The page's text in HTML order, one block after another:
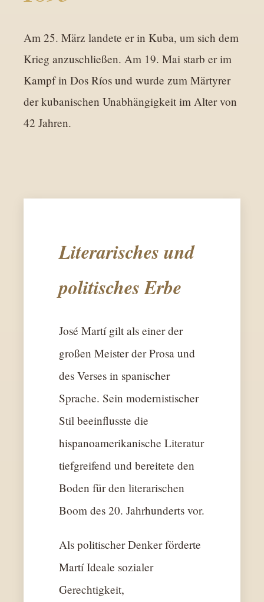
Am 25. März landete er in Kuba, um sich dem
Krieg anzuschließen. Am 19. Mai starb er im
Kampf in Dos Ríos und wurde zum Märtyrer
der kubanischen Unabhängigkeit im Alter von
42 Jahren.
Literarisches und
politisches Erbe
José Martí gilt als einer der
großen Meister der Prosa und
des Verses in spanischer
Sprache. Sein modernistischer
Stil beeinflusste die
hispanoamerikanische Literatur
tiefgreifend und bereitete den
Boden für den literarischen
Boom des 20. Jahrhunderts vor.
Als politischer Denker förderte
Martí Ideale sozialer
Gerechtigkeit,